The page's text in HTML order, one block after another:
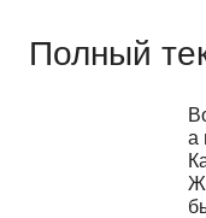
Полный
а